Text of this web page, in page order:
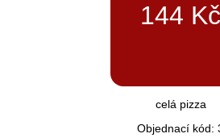
144 Kč
celá pizza
Objednací kód: